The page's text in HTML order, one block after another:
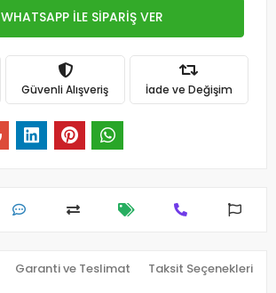
WHATSAPP İLE SİPARİŞ VER
Güvenli Alışveriş İade ve Değişim
Garanti ve Teslimat Taksit Seçenekleri